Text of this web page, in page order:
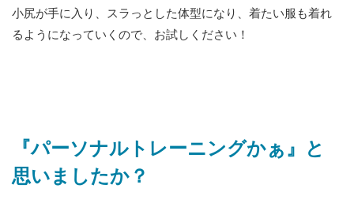
小尻が手に入り、スラっとした体型になり、着たい服も着れ
るようになっていくので、お試しください！
『パーソナルトレーニングかぁ』と
思いましたか？